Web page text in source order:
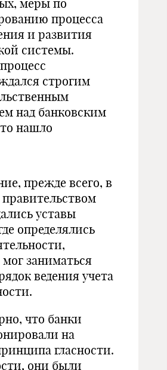
меры по
процесса
и развития
системы.
строгим
над банковским
нашло
прежде всего, в
уставы
определялись
заниматься
ведения учета
что банки
на
гласности.
они были